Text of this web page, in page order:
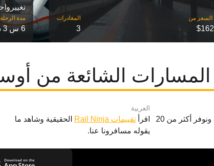
$162
3
مدة الرحلة
6 س 3 د
المسارات الشائعة من
نتحدث لغتك ونوفر أكثر من 20
العربية
اقرأ تقييمات Rail Ninja
الحقيقية وشاهد ما
يقوله مسافرونا عنا.